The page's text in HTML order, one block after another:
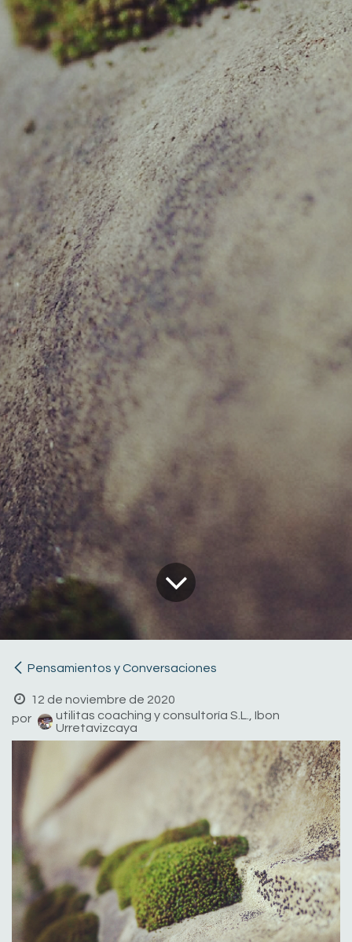
Pensamientos y Conversaciones
12 de noviembre de 2020
por
utilitas coaching y consultoría S.L., Ibon
Urretavizcaya